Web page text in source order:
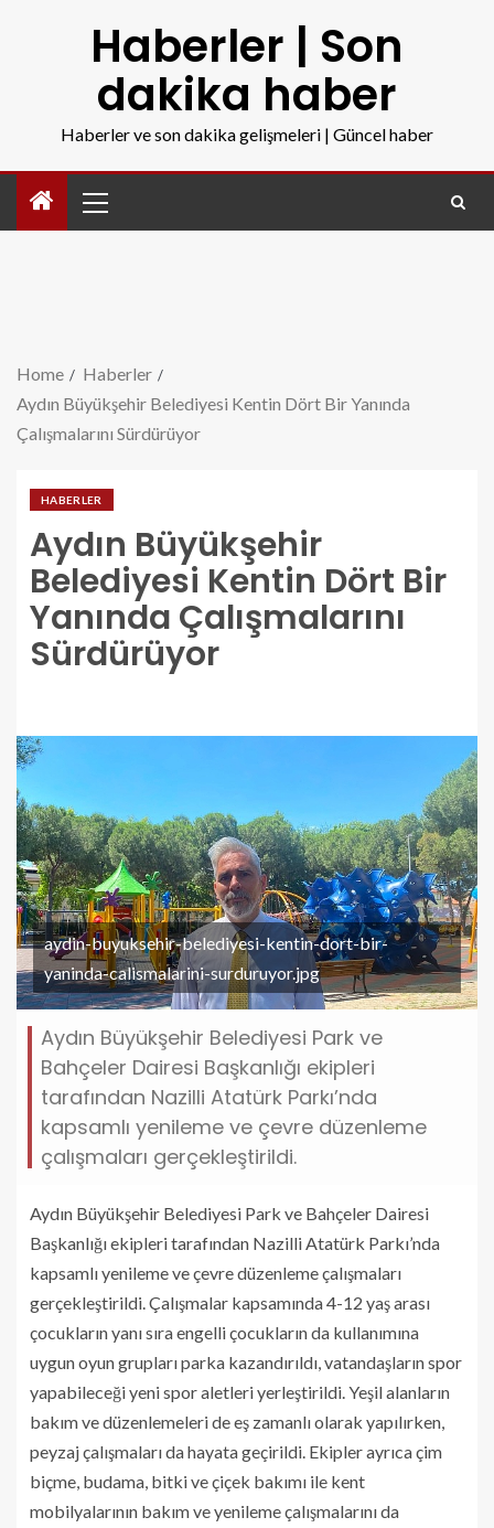
Haberler | Son
dakika haber
Haberler ve son dakika gelişmeleri | Güncel haber
Home
Haberler
Aydın Büyükşehir Belediyesi Kentin Dört Bir Yanında
Çalışmalarını Sürdürüyor
HABERLER
Aydın Büyükşehir
Belediyesi Kentin Dört Bir
Yanında Çalışmalarını
Sürdürüyor
aydin-buyuksehir-belediyesi-kentin-dort-bir-
yaninda-calismalarini-surduruyor.jpg
Aydın Büyükşehir Belediyesi Park ve
Bahçeler Dairesi Başkanlığı ekipleri
tarafından Nazilli Atatürk Parkı’nda
kapsamlı yenileme ve çevre düzenleme
çalışmaları gerçekleştirildi.
Aydın Büyükşehir Belediyesi Park ve Bahçeler Dairesi
Başkanlığı ekipleri tarafından Nazilli Atatürk Parkı’nda
kapsamlı yenileme ve çevre düzenleme çalışmaları
gerçekleştirildi. Çalışmalar kapsamında 4-12 yaş arası
çocukların yanı sıra engelli çocukların da kullanımına
uygun oyun grupları parka kazandırıldı, vatandaşların spor
yapabileceği yeni spor aletleri yerleştirildi. Yeşil alanların
bakım ve düzenlemeleri de eş zamanlı olarak yapılırken,
peyzaj çalışmaları da hayata geçirildi. Ekipler ayrıca çim
biçme, budama, bitki ve çiçek bakımı ile kent
mobilyalarının bakım ve yenileme çalışmalarını da